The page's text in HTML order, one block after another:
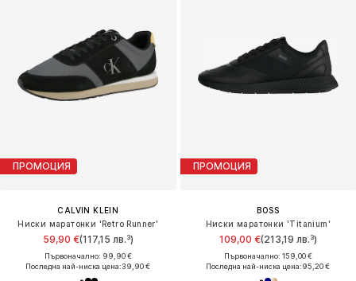
ПРОМОЦИЯ
CALVIN KLEIN
Ниски маратонки 'Retro Runner'
59,90 €(117,15 лв.³)
Първоначално: 99,90 €
Последна най-ниска цена:39,90 €
ПРОМОЦИЯ
BOSS
Ниски маратонки 'Titanium'
109,00 €(213,19 лв.³)
Първоначално: 159,00 €
Последна най-ниска цена:95,20 €